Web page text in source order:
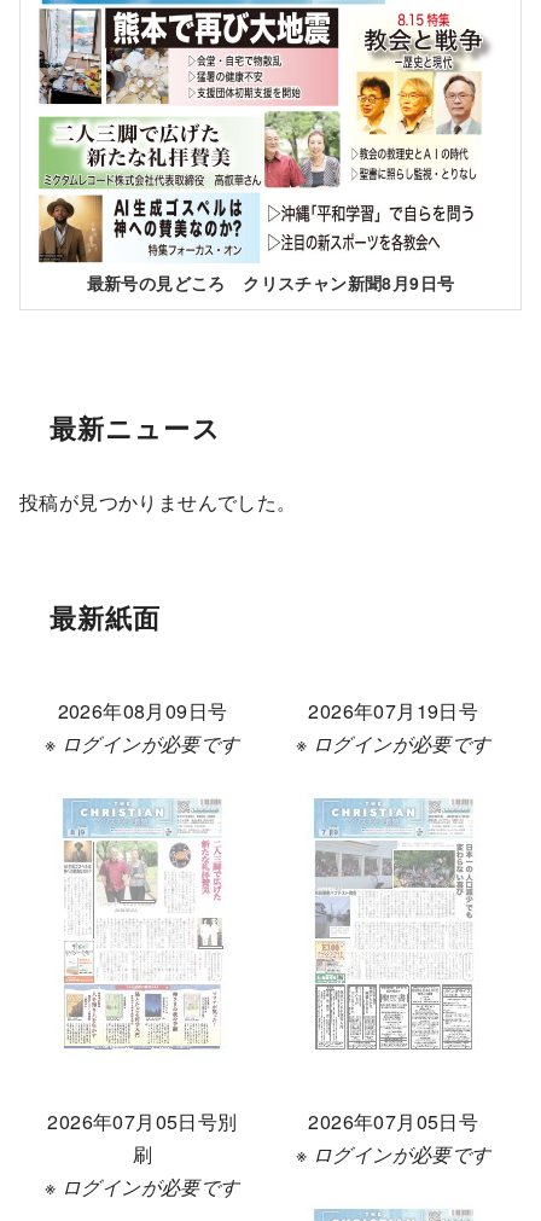
最新号の見どころ クリスチャン新聞8月9日号
最新ニュース
投稿が見つかりませんでした。
最新紙面
2026年08月09日号
※ ログインが必要です
2026年07月19日号
※ ログインが必要です
2026年07月05日号別
刷
※ ログインが必要です
2026年07月05日号
※ ログインが必要です